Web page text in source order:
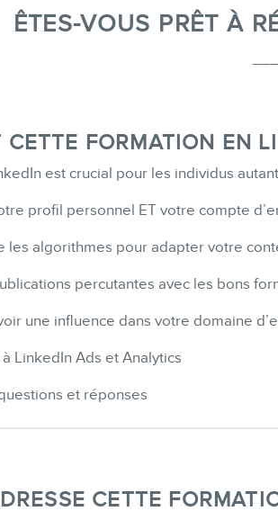
ÊTES-VOUS PRÊT À
CETTE FORMATION EN
est crucial pour les individus
profil personnel ET votre compte
les algorithmes pour adapter votre
percutantes avec les bons
une influence dans votre domaine
LinkedIn Ads et Analytics
et réponses
CETTE